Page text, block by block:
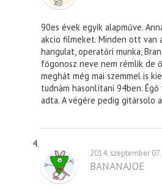
90es évek egyik alapműve.
akcio filmeket. Minden ott van
hangulat, operatőri munka,
főgonosz neve nem rémlik de
meghát még mai szemmel is
tudnám hasonlítani 94ben.
adta. A végére pedig gitársolo
2014. szeptember 07.
BANANAJOE